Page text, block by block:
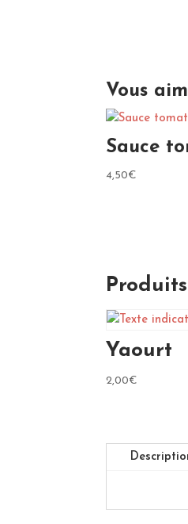
Vous
Sauce
4,50€
Yaourt
2,00€